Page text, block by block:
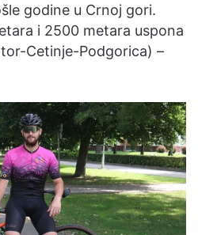
godine u Crnoj gori.
i 2500 metara uspona
Cetinje-Podgorica) –